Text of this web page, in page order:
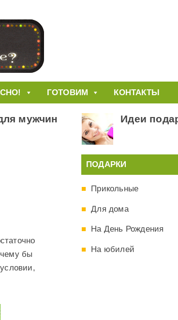
ГОТОВИМ КОНТАКТЫ
мужчин Идеи
бы
ПОДАРКИ
Прикольные
Для дома
На День Рождения
На юбилей